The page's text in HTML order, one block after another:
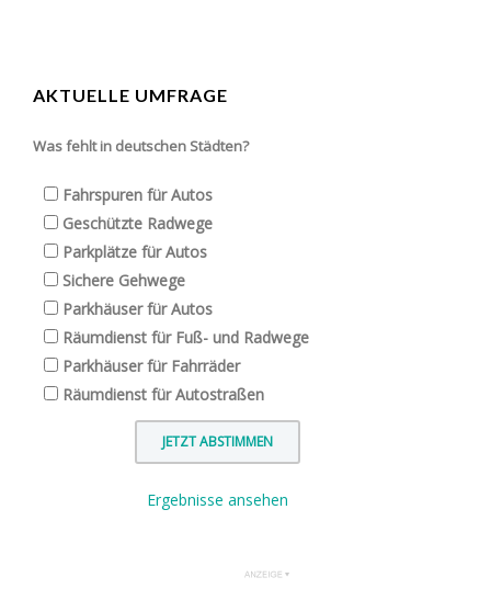
AKTUELLE UMFRAGE
Was fehlt in deutschen Städten?
Fahrspuren für Autos
Geschützte Radwege
Parkplätze für Autos
Sichere Gehwege
Parkhäuser für Autos
Räumdienst für Fuß- und Radwege
Parkhäuser für Fahrräder
Räumdienst für Autostraßen
Ergebnisse ansehen